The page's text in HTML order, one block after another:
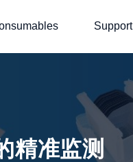
Support
精准监测